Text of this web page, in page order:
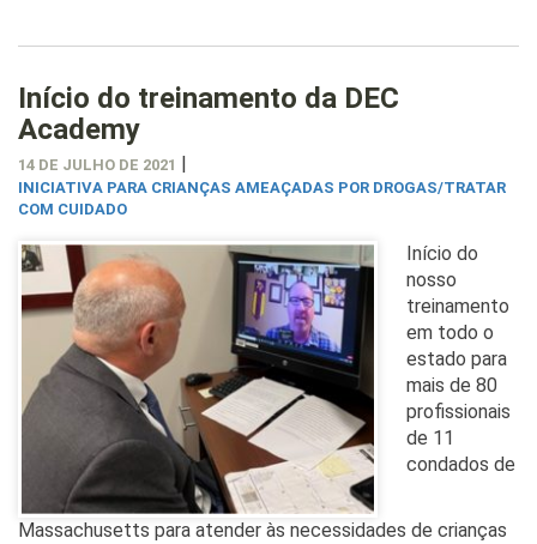
Início do treinamento da DEC
Academy
14 DE JULHO DE 2021 |
INICIATIVA PARA CRIANÇAS AMEAÇADAS POR DROGAS/TRATAR
COM CUIDADO
Início do
nosso
treinamento
em todo o
estado para
mais de 80
profissionais
de 11
condados de
Massachusetts para atender às necessidades de crianças